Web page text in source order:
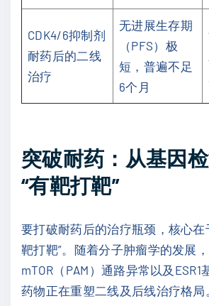
CDK4/6抑制剂
耐药后的二线
治疗
无进展生存期
（PFS）极
短，普遍不足
6个月
突破耐药：从基因
“有靶打靶”
要打破耐药后的治疗瓶颈，核心在
靶打靶”。随着分子肿瘤学的发展
mTOR（PAM）通路异常以及ESR1
药物正在重塑二线及后线治疗格局